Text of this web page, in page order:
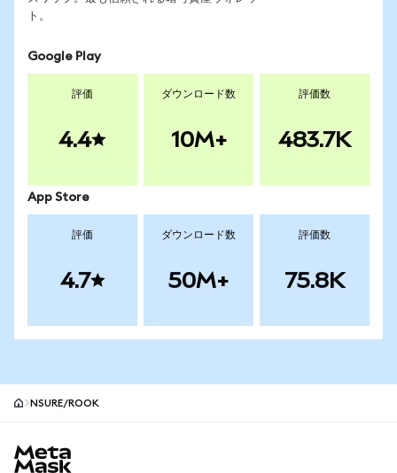
ト。
Google Play
評価
4.4
ダウンロード数
10M+
評価数
483.7K
App Store
評価
4.7
ダウンロード数
50M+
評価数
75.8K
NSURE/ROOK